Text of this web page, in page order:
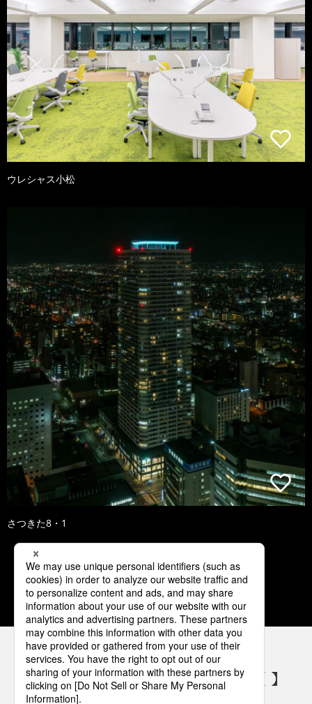
ウレシャス小松
さつきた8・1
1 2 3 4 5
パナソニックの電気設備 SNSアカウント